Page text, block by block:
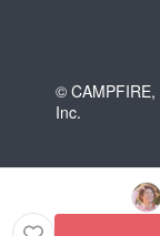
© CAMPFIRE,
Inc.